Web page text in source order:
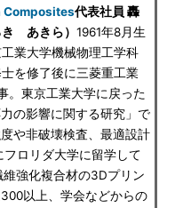
Composites代表社員 轟
あきら） 1961年8月生
工業大学機械物理工学科
を修了後に三菱重工業
。東京工業大学に戻った
の影響に関する研究」で
や非破壊検査、最適設計
ロリダ大学に留学して
強化複合材の3Dプリン
以上、学会などからの